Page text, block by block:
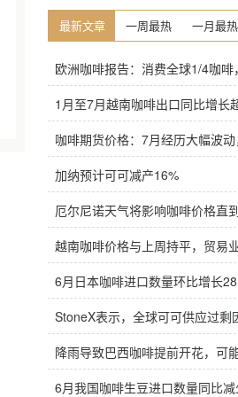
最新文章 一周最热 一月最热
加纳预计可可减产16%
厄尔尼诺天气将影响咖啡价格直
越南咖啡价格与上周持平，贸易
6月日本咖啡进口数量环比增长
6月我国咖啡生豆进口数量同比